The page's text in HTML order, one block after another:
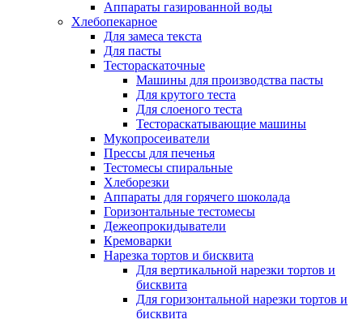
Аппараты газированной воды
Хлебопекарное
Для замеса текста
Для пасты
Тестораскаточные
Машины для производства пасты
Для крутого теста
Для слоеного теста
Тестораскатывающие машины
Мукопросеиватели
Прессы для печенья
Тестомесы спиральные
Хлеборезки
Аппараты для горячего шоколада
Горизонтальные тестомесы
Дежеопрокидыватели
Кремоварки
Нарезка тортов и бисквита
Для вертикальной нарезки тортов и
бисквита
Для горизонтальной нарезки тортов и
бисквита